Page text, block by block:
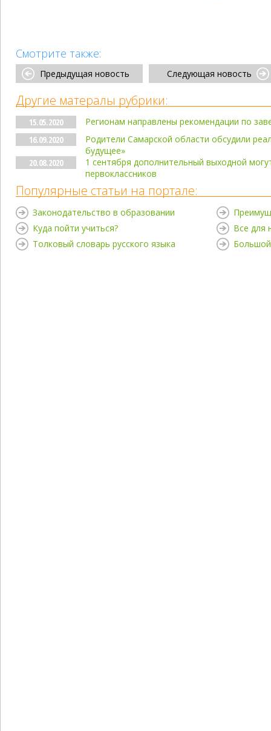
Смотрите также:
Предыдущая новость Следующая новость
Другие матералы рубрики:
15.05.2020
Регионам направлены рекомендации по
16.09.2020
Родители Самарской области обсудили
будущее»
20.08.2020
1 сентября дополнительный выходной
первоклассников
Популярные статьи на портале:
Законодательство в образовании
Куда пойти учиться?
Толковый словарь русского языка
Все для
Большой